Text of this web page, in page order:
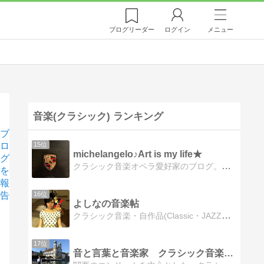
ブログリーダー ログイン メニュー
ブ
ロ
グ
を
報
告
音楽(クラシック) ランキング
15位
michelangelo♪Art is my life★
クラシック音楽オペラ愛好家のブログ。ドレスデン独り旅の次はウィーン独り旅。
16位
よしなの音楽帖
クラシック音楽・自作品(Classic・JAZZ・その他)や動画などを掲載しています
17位
音と言葉と音楽家 クラシック音楽コンサート鑑賞記 in 関西